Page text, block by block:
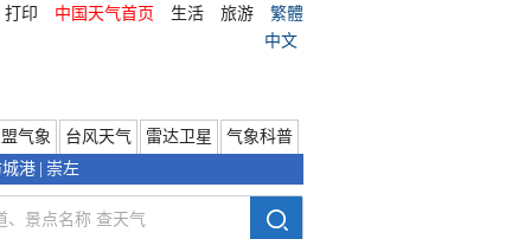
打印 中国天气首页 生活 旅游
繁體
中文
气象 台风天气 雷达卫星
气象科普
港
崇左